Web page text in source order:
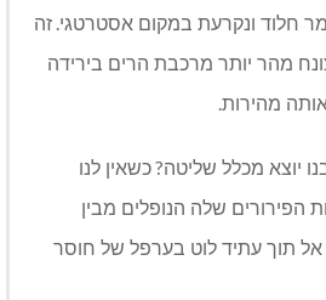
חלוד ונקרעת במקום אסטרטגי. זה
מהר יותר מרכבת הרים בירידה
מהירות.
יוצא מכלל שליטה?כשאין לנו
הפירורים שלה הנופלים מבין
אל תוך עתיד לוט בערפל של חוסר